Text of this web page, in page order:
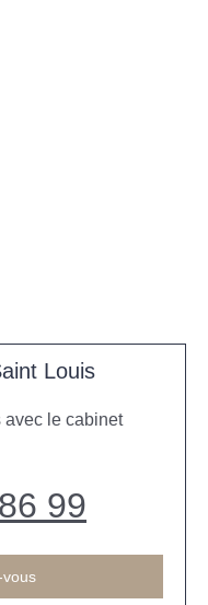
Louis
avec le cabinet
99